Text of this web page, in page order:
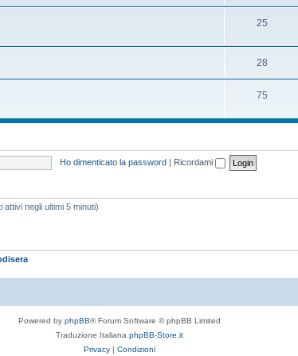
25
28
75
Ho dimenticato la password | Ricordami
negli ultimi 5 minuti)
Powered by phpBB® Forum Software © phpBB Limited
Traduzione Italiana phpBB-Store.it
Privacy | Condizioni